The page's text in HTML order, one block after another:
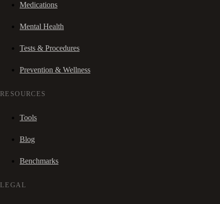
Medications
Mental Health
Tests & Procedures
Prevention & Wellness
RESOURCES
Tools
Blog
Benchmarks
LEGAL